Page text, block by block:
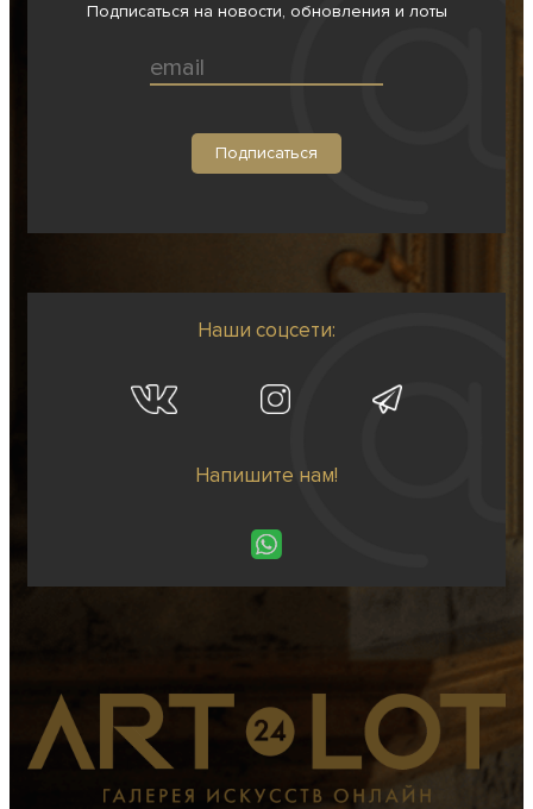
Подписаться на новости, обновления и лоты
Наши соцсети:
Напишите нам!